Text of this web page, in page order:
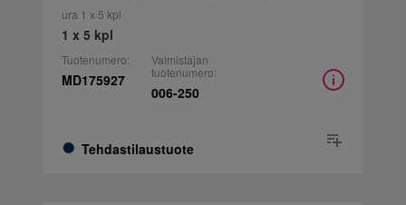
ura 1 x 5 kpl
1 x 5 kpl
Tuotenumero:
MD175927
Tehdastilaustuote
Valmistajan
tuotenumero:
006-250